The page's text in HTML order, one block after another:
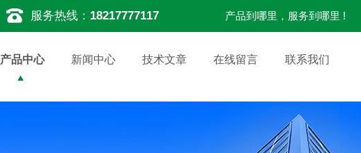
服务热线： 18217777117 产品到哪里，服务到哪里 !
产品中心 新闻中心 技术文章 在线留言 联系我们